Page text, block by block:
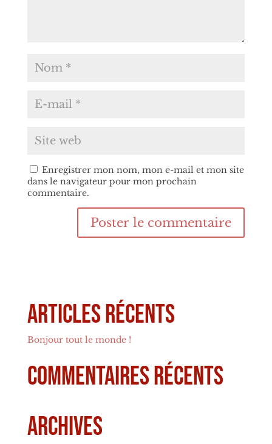
Enregistrer mon nom, mon e-mail et mon site
dans le navigateur pour mon prochain
commentaire.
Articles récents
Bonjour tout le monde !
Commentaires récents
Archives